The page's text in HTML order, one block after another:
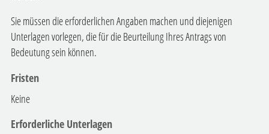
Sie müssen die erforderlichen Angaben machen und diejenigen
Unterlagen vorlegen, die für die Beurteilung Ihres Antrags von
Bedeutung sein können.
Fristen
Keine
Erforderliche Unterlagen